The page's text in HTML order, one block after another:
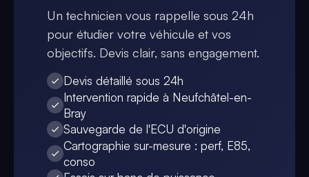
Un technicien vous rappelle sous 24h
pour étudier votre véhicule et vos
objectifs. Devis clair, sans engagement.
Devis détaillé sous 24h
Intervention rapide à Neufchâtel-en-
Bray
Sauvegarde de l'ECU d'origine
Cartographie sur-mesure : perf, E85,
conso